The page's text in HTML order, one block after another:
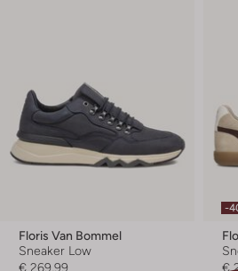
Floris Van Bommel
Sneaker Low
€ 269,99
-
€